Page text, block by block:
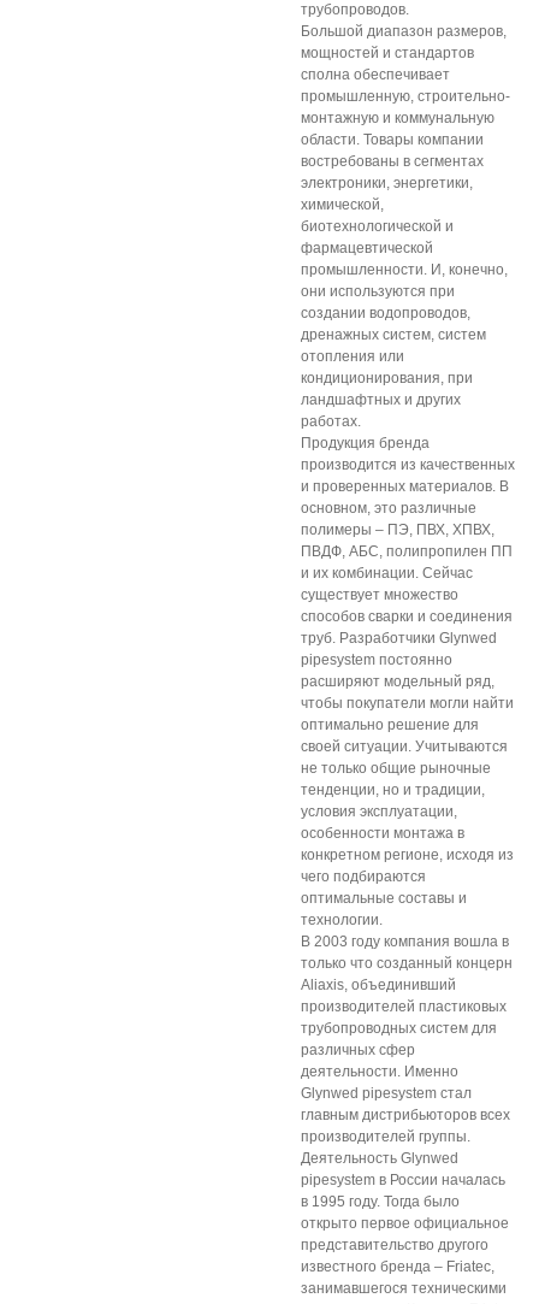
трубопроводов.
Большой диапазон размеров,
мощностей и стандартов
сполна обеспечивает
промышленную, строительно-
монтажную и коммунальную
области. Товары компании
востребованы в сегментах
электроники, энергетики,
химической,
биотехнологической и
фармацевтической
промышленности. И, конечно,
они используются при
создании водопроводов,
дренажных систем, систем
отопления или
кондиционирования, при
ландшафтных и других
работах.
Продукция бренда
производится из качественных
и проверенных материалов. В
основном, это различные
полимеры – ПЭ, ПВХ, ХПВХ,
ПВДФ, АБС, полипропилен ПП
и их комбинации. Сейчас
существует множество
способов сварки и соединения
труб. Разработчики Glynwed
pipesystem постоянно
расширяют модельный ряд,
чтобы покупатели могли найти
оптимально решение для
своей ситуации. Учитываются
не только общие рыночные
тенденции, но и традиции,
условия эксплуатации,
особенности монтажа в
конкретном регионе, исходя из
чего подбираются
оптимальные составы и
технологии.
В 2003 году компания вошла в
только что созданный концерн
Aliaxis, объединивший
производителей пластиковых
трубопроводных систем для
различных сфер
деятельности. Именно
Glynwed pipesystem стал
главным дистрибьюторов всех
производителей группы.
Деятельность Glynwed
pipesystem в России началась
в 1995 году. Тогда было
открыто первое официальное
представительство другого
известного бренда – Friatec,
занимавшегося техническими